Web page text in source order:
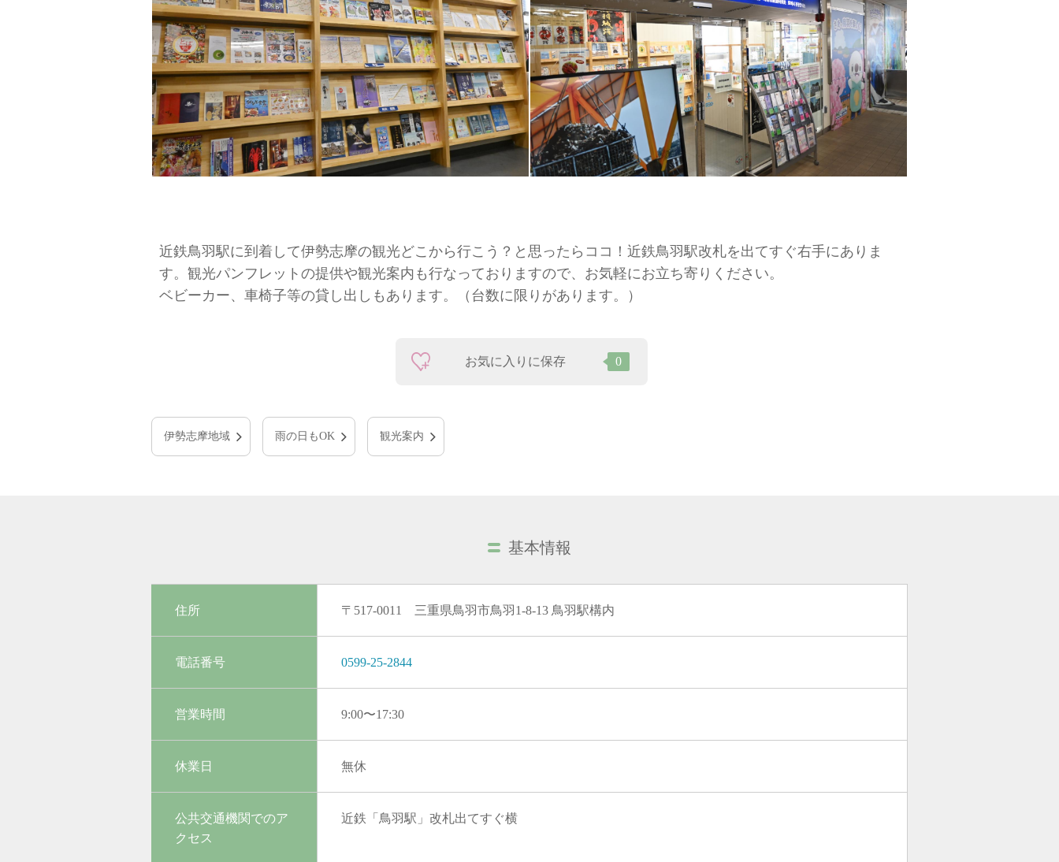
近鉄鳥羽駅に到着して伊勢志摩の観光どこから行こう？と思ったらココ！近鉄鳥羽駅改札を出てすぐ右手にありま
す。観光パンフレットの提供や観光案内も行なっておりますので、お気軽にお立ち寄りください。
ベビーカー、車椅子等の貸し出しもあります。（台数に限りがあります。）
お気に入りに保存 0
伊勢志摩地域 雨の日もOK 観光案内
基本情報
住所 〒517-0011 三重県鳥羽市鳥羽1-8-13 鳥羽駅構内
電話番号 0599-25-2844
営業時間 9:00〜17:30
休業日 無休
公共交通機関でのア
クセス
近鉄「鳥羽駅」改札出てすぐ横